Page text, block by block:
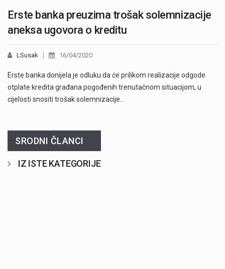
Erste banka preuzima trošak solemnizacije
aneksa ugovora o kreditu
LSusak 16/04/2020
Erste banka donijela je odluku da će prilikom realizacije odgode
otplate kredita građana pogođenih trenutačnom situacijom, u
cijelosti snositi trošak solemnizacije…
SRODNI ČLANCI
IZ ISTE KATEGORIJE